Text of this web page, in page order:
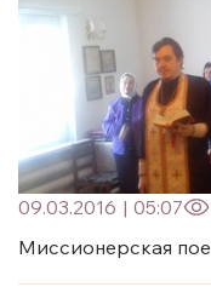
09.03.2016 | 05:07
Миссионерская